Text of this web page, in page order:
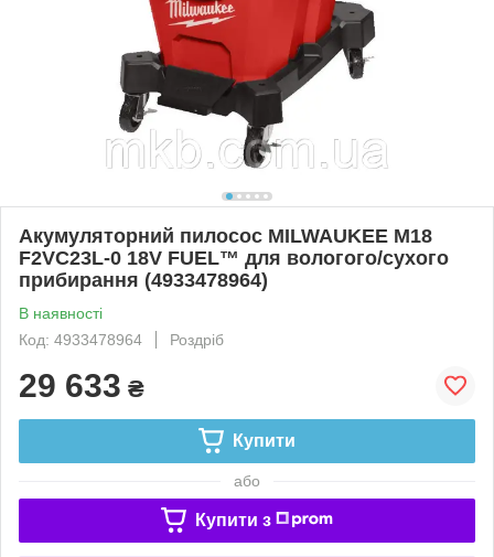
Акумуляторний пилосос MILWAUKEE M18
F2VC23L-0 18V FUEL™ для вологого/сухого
прибирання (4933478964)
В наявності
Код: 4933478964
Роздріб
29 633 ₴
Купити
або
Купити з